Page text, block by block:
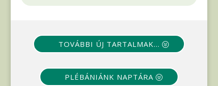
TOVÁBBI ÚJ TARTALMAK...
PLÉBÁNIÁNK NAPTÁRA